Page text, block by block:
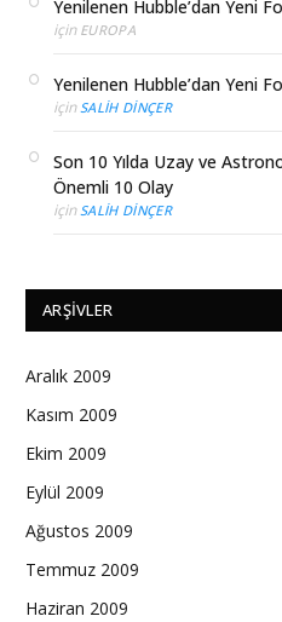
Yenilenen Hubble’dan Yeni
için EUROPA
Yenilenen Hubble’dan Yeni
için SALIH DINÇER
Son 10 Yılda Uzay ve
Önemli 10 Olay
için SALIH DINÇER
ARŞIVLER
Aralık 2009
Kasım 2009
Ekim 2009
Eylül 2009
Ağustos 2009
Temmuz 2009
Haziran 2009